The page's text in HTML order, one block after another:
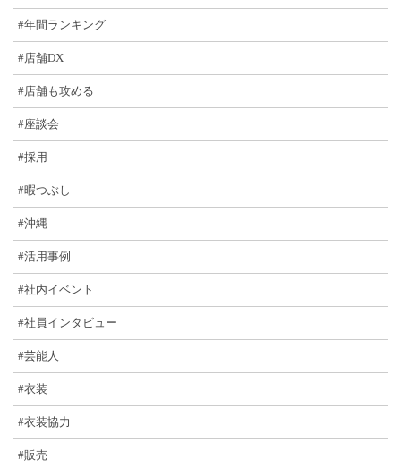
#年間ランキング
#店舗DX
#店舗も攻める
#座談会
#採用
#暇つぶし
#沖縄
#活用事例
#社内イベント
#社員インタビュー
#芸能人
#衣装
#衣装協力
#販売